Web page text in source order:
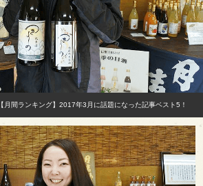
【月間ランキング】2017年3月に話題になった記事ベスト5！